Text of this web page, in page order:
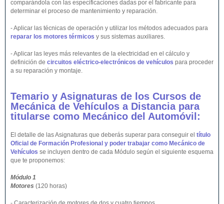
comparándola con las especificaciones dadas por el fabricante para
determinar el proceso de mantenimiento y reparación.
- Aplicar las técnicas de operación y utilizar los métodos adecuados para
reparar los motores térmicos y sus sistemas auxiliares.
- Aplicar las leyes más relevantes de la electricidad en el cálculo y
definición de circuitos eléctrico-electrónicos de vehículos para proceder
a su reparación y montaje.
Temario y Asignaturas de los Cursos de
Mecánica de Vehículos a Distancia para
titularse como Mecánico del Automóvil:
El detalle de las Asignaturas que deberás superar para conseguir el título
Oficial de Formación Profesional y poder trabajar como Mecánico de
Vehículos se incluyen dentro de cada Módulo según el siguiente esquema
que te proponemos:
Módulo 1
Motores (120 horas)